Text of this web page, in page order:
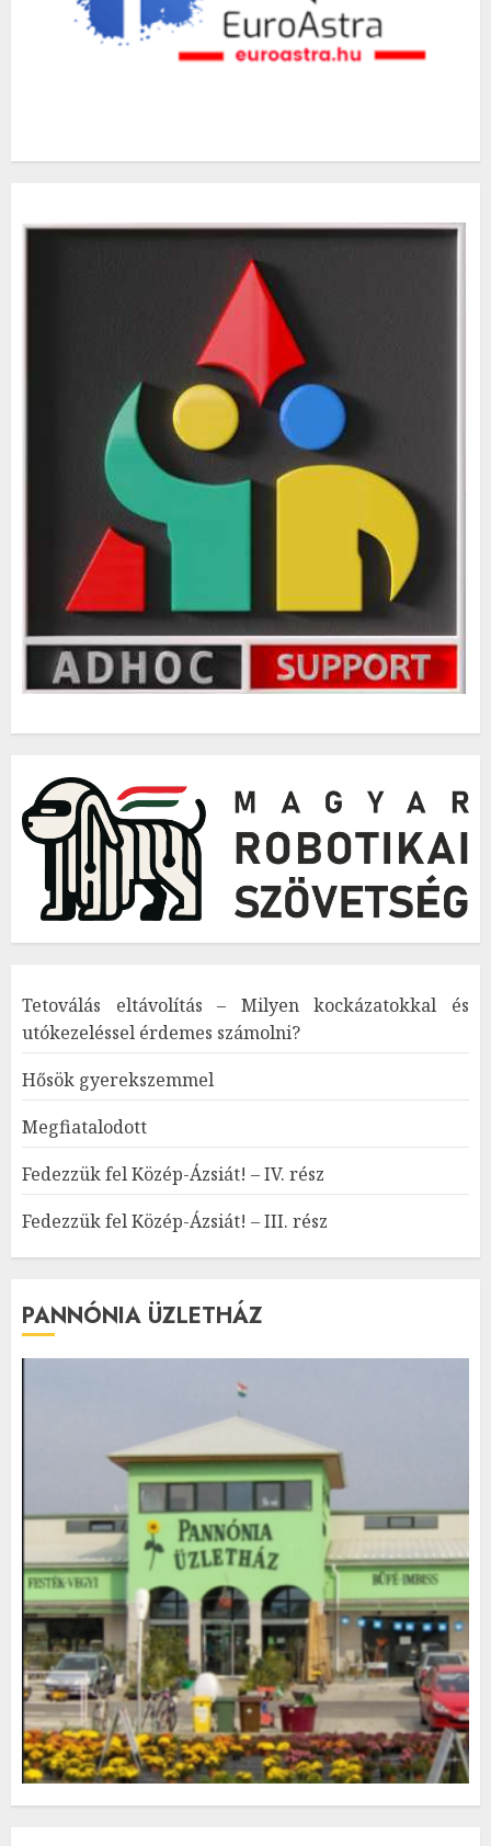
Tetoválás eltávolítás – Milyen kockázatokkal és
utókezeléssel érdemes számolni?
Hősök gyerekszemmel
Megfiatalodott
Fedezzük fel Közép-Ázsiát! – IV. rész
Fedezzük fel Közép-Ázsiát! – III. rész
PANNÓNIA ÜZLETHÁZ